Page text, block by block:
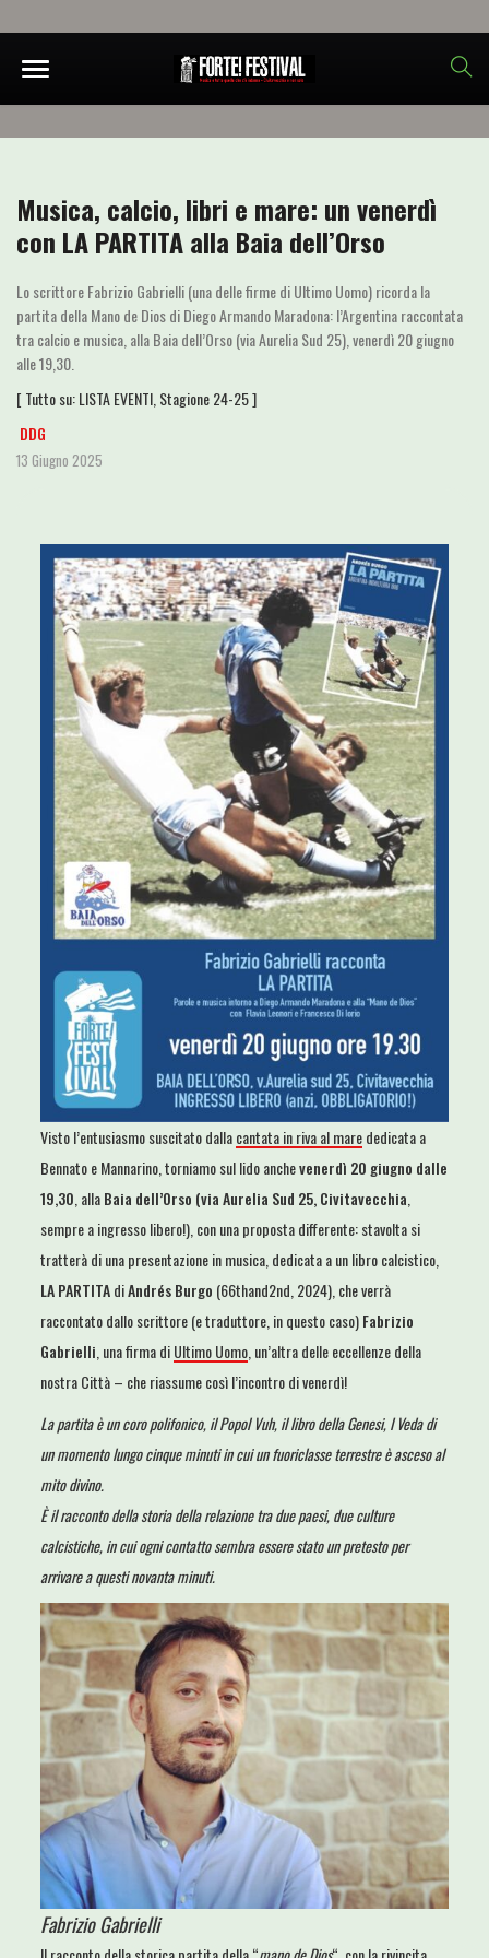
Musica, calcio, libri e mare: un venerdì
con LA PARTITA alla Baia dell’Orso
Lo scrittore Fabrizio Gabrielli (una delle firme di Ultimo Uomo) ricorda la
partita della Mano de Dios di Diego Armando Maradona: l’Argentina raccontata
tra calcio e musica, alla Baia dell’Orso (via Aurelia Sud 25), venerdì 20 giugno
alle 19,30.
[ Tutto su:LISTA EVENTI Stagione 24-25]
DDG
13 Giugno 2025
Visto l’entusiasmo suscitato dallacantata in riva al marededicata a
Bennato e Mannarino, torniamo sul lido anchevenerdì 20 giugno dalle
19,30 , allaBaia dell’Orso (via Aurelia Sud 25, Civitavecchia
sempre a ingresso libero!), con una proposta differente: stavolta si
tratterà di una presentazione in musica, dedicata a un libro calcistico,
LA PARTITAdiAndrés Burgo (66thand2nd, 2024), che verrà
raccontato dallo scrittore (e traduttore, in questo caso)Fabrizio
Gabrielli , una firma diUltimo Uomo , un’altra delle eccellenze della
nostra Città – che riassume così l’incontro di venerdì!
La partita è un coro polifonico, il Popol Vuh, il libro della Genesi, I Veda di
un momento lungo cinque minuti in cui un fuoriclasse terrestre è asceso al
mito divino.
È il racconto della storia della relazione tra due paesi, due culture
calcistiche, in cui ogni contatto sembra essere stato un pretesto per
arrivare a questi novanta minuti.
Fabrizio Gabrielli